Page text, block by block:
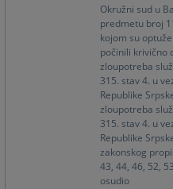
Okružni sud u
predmetu broj
kojom su
počinili krivično
zloupotreba
315. stav 4. u
Republike
zloupotreba
315. stav 4. u
Republike
zakonskog
43, 44, 46, 52,
osudio